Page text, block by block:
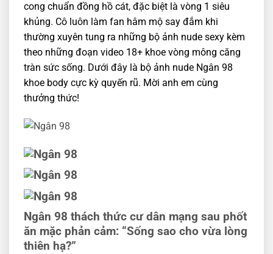
cong chuẩn đồng hồ cát, đặc biệt là vòng 1 siêu
khủng. Cô luôn làm fan hâm mộ say đắm khi
thường xuyên tung ra những bộ ảnh nude sexy kèm
theo những đoạn video 18+ khoe vòng mông căng
tràn sức sống. Dưới đây là bộ ảnh nude Ngân 98
khoe body cực kỳ quyến rũ. Mời anh em cùng
thưởng thức!
Ngân 98 thách thức cư dân mạng sau phốt
ăn mặc phản cảm: “Sống sao cho vừa lòng
thiên hạ?”